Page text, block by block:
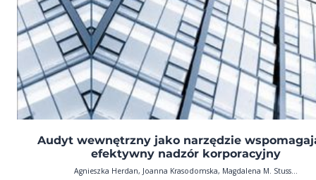
Audyt wewnętrzny jako narzędzie
efektywny nadzór korporacyjny
Agnieszka Herdan, Joanna Krasodomska, Magdalena M. Stuss...